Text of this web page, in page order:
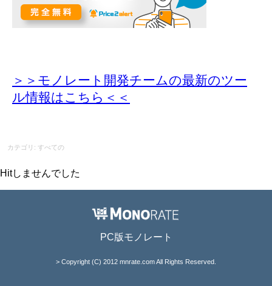
＞＞モノレート開発チームの最新のツー
ル情報はこちら＜＜
カテゴリ: すべての
Hitしませんでした
PC版モノレート
> Copyright (C) 2012 mnrate.com All Rights Reserved.